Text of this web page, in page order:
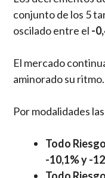
conjunto de los 5
oscilado entre el -
El mercado
aminorado su ritmo.
Por modalidades
Todo
-10,1% y -